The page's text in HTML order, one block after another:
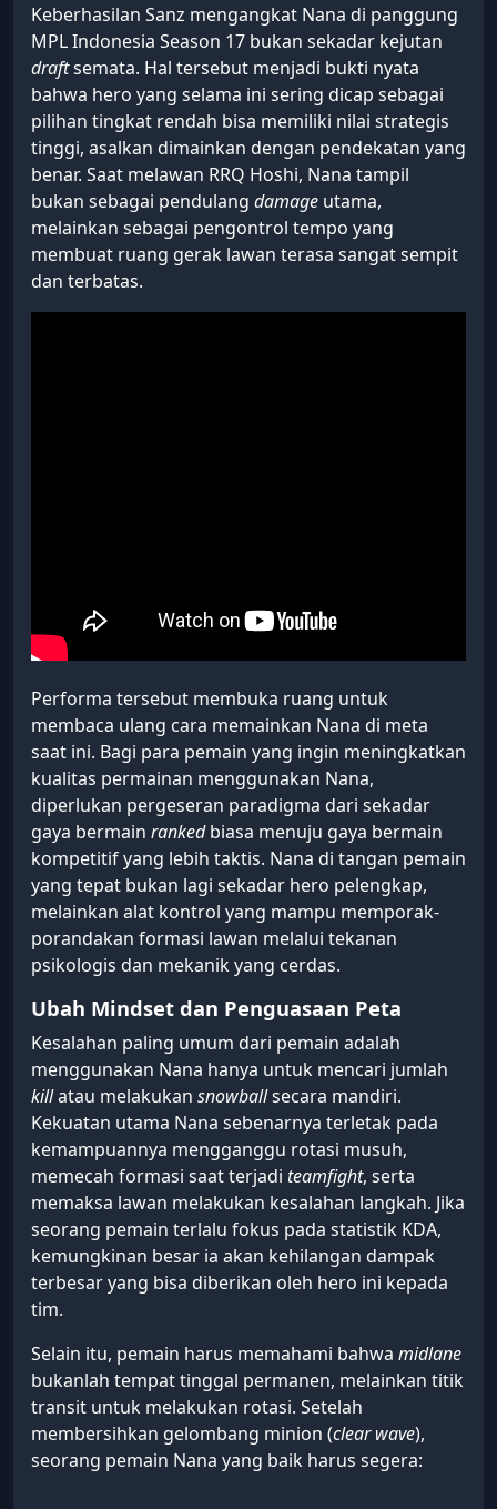
Keberhasilan Sanz mengangkat Nana di panggung
MPL Indonesia Season 17 bukan sekadar kejutan
draftsemata. Hal tersebut menjadi bukti nyata
bahwa hero yang selama ini sering dicap sebagai
pilihan tingkat rendah bisa memiliki nilai strategis
tinggi, asalkan dimainkan dengan pendekatan yang
benar. Saat melawan RRQ Hoshi, Nana tampil
bukan sebagai pendulang damage utama,
melainkan sebagai pengontrol tempo yang
membuat ruang gerak lawan terasa sangat sempit
dan terbatas.
Performa tersebut membuka ruang untuk
membaca ulang cara memainkan Nana di meta
saat ini. Bagi para pemain yang ingin meningkatkan
kualitas permainan menggunakan Nana,
diperlukan pergeseran paradigma dari sekadar
gaya bermain rankedbiasa menuju gaya bermain
kompetitif yang lebih taktis. Nana di tangan pemain
yang tepat bukan lagi sekadar hero pelengkap,
melainkan alat kontrol yang mampu memporak-
porandakan formasi lawan melalui tekanan
psikologis dan mekanik yang cerdas.
Ubah Mindset dan Penguasaan Peta
Kesalahan paling umum dari pemain adalah
menggunakan Nana hanya untuk mencari jumlah
killatau melakukan snowballsecara mandiri.
Kekuatan utama Nana sebenarnya terletak pada
kemampuannya mengganggu rotasi musuh,
memecah formasi saat terjadi teamfight, serta
memaksa lawan melakukan kesalahan langkah. Jika
seorang pemain terlalu fokus pada statistik KDA,
kemungkinan besar ia akan kehilangan dampak
terbesar yang bisa diberikan oleh hero ini kepada
tim.
Selain itu, pemain harus memahami bahwa midlane
bukanlah tempat tinggal permanen, melainkan titik
transit untuk melakukan rotasi. Setelah
membersihkan gelombang minion (clear wave),
seorang pemain Nana yang baik harus segera: